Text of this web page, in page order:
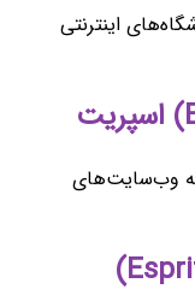
اینترنتی
وب‌سایت‌های
ارسال رایگان عطر و ادکلن (Esprit)